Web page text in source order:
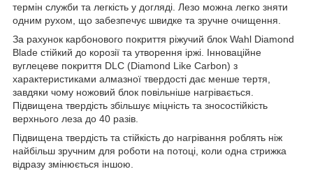
термін служби та легкість у догляді. Лезо можна легко зняти
одним рухом, що забезпечує швидке та зручне очищення.
За рахунок карбонового покриття ріжучий блок Wahl Diamond
Blade стійкий до корозії та утворення іржі. Інноваційне
вуглецеве покриття DLC (Diamond Like Carbon) з
характеристиками алмазної твердості дає менше тертя,
завдяки чому ножовий блок повільніше нагрівається.
Підвищена твердість збільшує міцність та зносостійкість
верхнього леза до 40 разів.
Підвищена твердість та стійкість до нагрівання роблять ніж
найбільш зручним для роботи на потоці, коли одна стрижка
відразу змінюється іншою.